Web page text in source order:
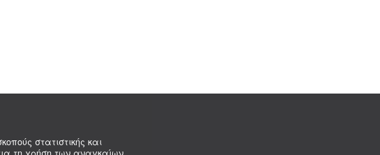
στατιστικής και